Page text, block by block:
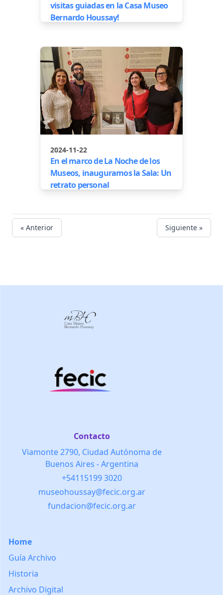
visitas guiadas en la Casa Museo
Bernardo Houssay!
2024-11-22
En el marco de La Noche de los
Museos, inauguramos la Sala: Un
retrato personal
« Anterior Siguiente »
Contacto
Viamonte 2790, Ciudad Autónoma de
Buenos Aires - Argentina
+54115199 3020
museohoussay@fecic.org.ar
fundacion@fecic.org.ar
Home
Guía Archivo
Historia
Archivo Digital